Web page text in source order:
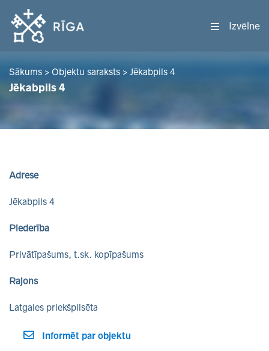
Izvēlne
Sākums > Objektu saraksts > Jēkabpils 4
Jēkabpils 4
Adrese
Jēkabpils 4
Piederība
Privātīpašums, t.sk. kopīpašums
Rajons
Latgales priekšpilsēta
Informēt par objektu